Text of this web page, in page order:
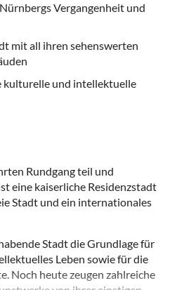
Vergangenheit und
mit all ihren sehenswerten
kulturelle und intellektuelle
Rundgang teil und
eine kaiserliche Residenzstadt
Stadt und ein internationales
Stadt die Grundlage für
Leben sowie für die
Noch heute zeugen zahlreiche